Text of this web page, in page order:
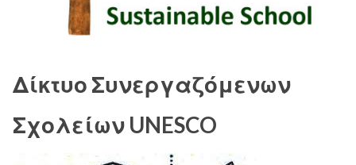
Δίκτυο Συνεργαζόμενων
Σχολείων UNESCO